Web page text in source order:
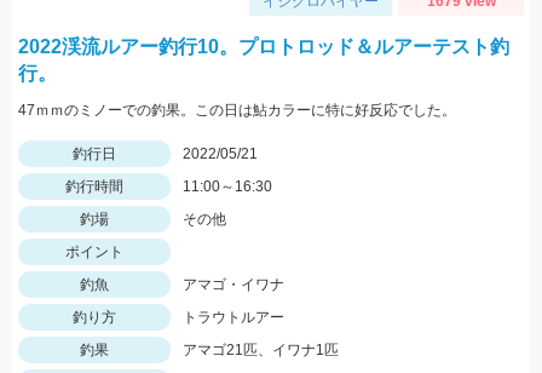
2022渓流ルアー釣行10。プロトロッド＆ルアーテスト釣
行。
47ｍｍのミノーでの釣果。この日は鮎カラーに特に好反応でした。
釣行日
2022/05/21
釣行時間
11:00～16:30
釣場
その他
ポイント
釣魚
アマゴ・イワナ
釣り方
トラウトルアー
釣果
アマゴ21匹、イワナ1匹